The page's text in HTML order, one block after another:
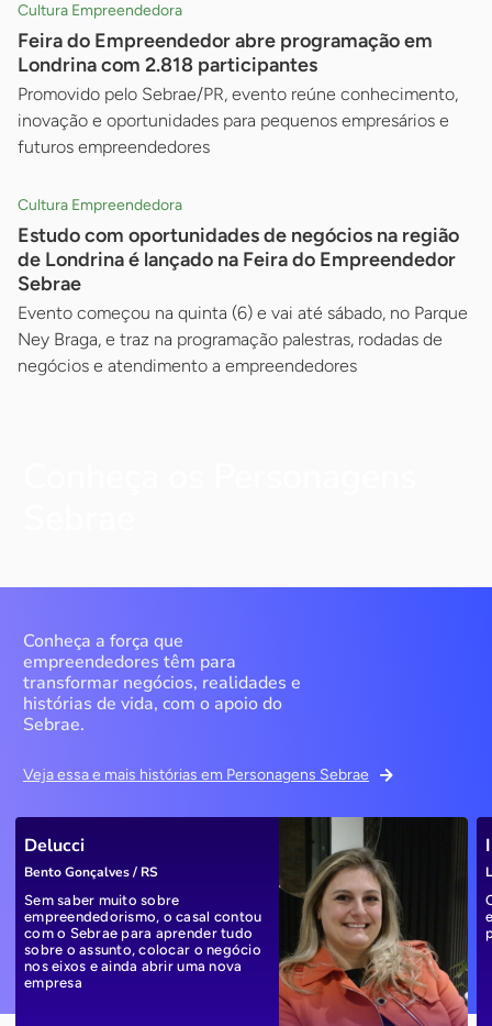
Cultura Empreendedora
Feira do Empreendedor abre programação em
Londrina com 2.818 participantes
Promovido pelo Sebrae/PR, evento reúne conhecimento,
inovação e oportunidades para pequenos empresários e
futuros empreendedores
Cultura Empreendedora
Estudo com oportunidades de negócios na região
de Londrina é lançado na Feira do Empreendedor
Sebrae
Evento começou na quinta (6) e vai até sábado, no Parque
Ney Braga, e traz na programação palestras, rodadas de
negócios e atendimento a empreendedores
Conheça a força que
empreendedores têm para
transformar negócios, realidades e
histórias de vida, com o apoio do
Sebrae.
Veja essa e mais histórias em Personagens Sebrae
Delucci
Bento Gonçalves / RS
Sem saber muito sobre
empreendedorismo, o casal contou
com o Sebrae para aprender tudo
sobre o assunto, colocar o negócio
nos eixos e ainda abrir uma nova
empresa